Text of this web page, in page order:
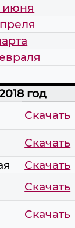
июня
год
Скачать
Скачать
Скачать
Скачать
Скачать